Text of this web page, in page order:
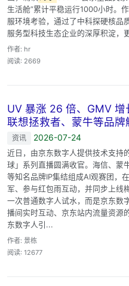
生活舱”累计平稳运行1000小时。
服环境考验，通过了中科探硬核品
服务型科技生态企业的深厚积淀，
作者: hr
阅读: 2669
UV 暴涨 26 倍、GMV
联想拯救者、蒙牛等品牌
资讯 2026-07-24
近日，由京东数字人提供技术支持
球」系列直播圆满收官。海信、蒙
等知名品牌IP集结组成AI观赛团，
军、参与红包雨互动，并同步上线
一次普通数字人试水，而是京东数
播间实时互动、京东站内流量资源
东数字人引...
作者: 景栋
阅读: 12677